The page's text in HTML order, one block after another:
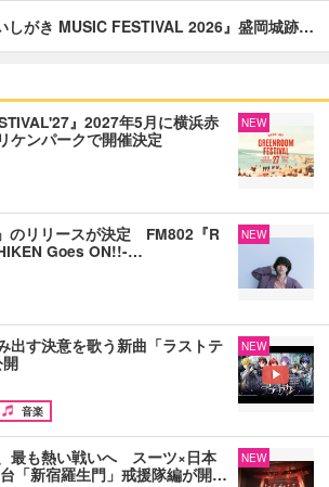
しがき MUSIC FESTIVAL 2026』盛岡城跡…
』2027年5月に横浜赤
ケンパークで開催決定
NEW
のリリースが決定 FM802『R
Goes ON!!-…
NEW
出す決意を歌う新曲「ラストテ
音楽
NEW
最も熱い戦いへ スーツ×日本
「新宿羅生門」戒援隊編が開…
NEW